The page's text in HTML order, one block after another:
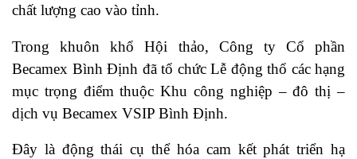
chất lượng cao vào tỉnh.
Trong khuôn khổ Hội thảo, Công ty Cổ phần
Becamex Bình Định đã tổ chức Lễ động thổ các hạng
mục trọng điểm thuộc Khu công nghiệp – đô thị –
dịch vụ Becamex VSIP Bình Định.
Đây là động thái cụ thể hóa cam kết phát triển hạ